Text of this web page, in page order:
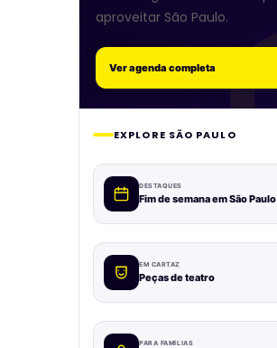
aproveitar São Paulo.
Ver agenda completa
EXPLORE SÃO PAULO
DESTAQUES
Fim de semana em São Paulo
EM CARTAZ
Peças de teatro
PARA FAMÍLIAS